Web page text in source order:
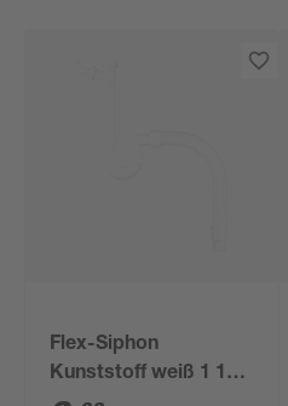
Flex-Siphon
Kunststoff weiß 1 1/2'